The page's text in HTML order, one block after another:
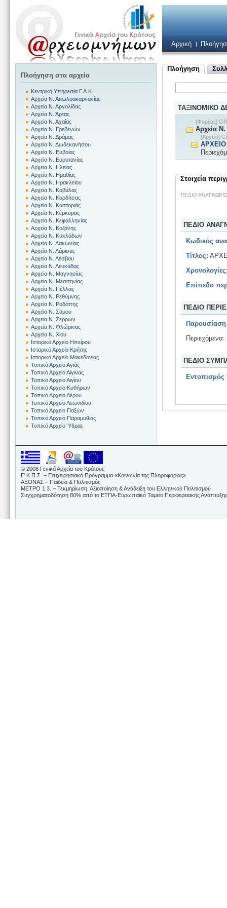
Αρχική
Πλοήγηση
ΤΑΞΙΝΟΜΙΚΟ
[Φορέας]
Αρχεία
[Αρχείο]
Στοιχεία
ΠΕΔΙΟ
ΠΕΔΙΟ
Κωδικός
Τίτλος:
Επίπεδο
ΠΕΔΙΟ
Παρουσίαση
ΠΕΔΙΟ
Πλοήγηση στα αρχεία
Κεντρική Υπηρεσία Γ.Α.Κ.
Αρχεία Ν. Αιτωλοακαρνανίας
Αρχεία Ν. Αργολίδας
Αρχεία Ν. Άρτας
Αρχεία Ν. Αχαΐας
Αρχεία Ν. Γρεβενών
Αρχεία Ν. Δράμας
Αρχεία Ν. Δωδεκανήσου
Αρχεία Ν. Ευβοίας
Αρχεία Ν. Ευρυτανίας
Αρχεία Ν. Ηλείας
Αρχεία Ν. Ημαθίας
Αρχεία Ν. Ηρακλείου
Αρχεία Ν. Καβάλας
Αρχεία Ν. Καρδίτσας
Αρχεία Ν. Καστοριάς
Αρχεία Ν. Κέρκυρας
Αρχεία Ν. Κεφαλληνίας
Αρχεία Ν. Κοζάνης
Αρχεία Ν. Κυκλάδων
Αρχεία Ν. Λακωνίας
Αρχεία Ν. Λάρισας
Αρχεία Ν. Λέσβου
Αρχεία Ν. Λευκάδας
Αρχεία Ν. Μαγνησίας
Αρχεία Ν. Μεσσηνίας
Αρχεία Ν. Πέλλας
Αρχεία Ν. Ρεθύμνης
Αρχεία Ν. Ροδόπης
Αρχεία Ν. Σάμου
Αρχεία Ν. Σερρών
Αρχεία Ν. Φλώρινας
Αρχεία Ν. Χίου
Ιστορικό Αρχείο Ηπείρου
Ιστορικό Αρχείο Κρήτης
Ιστορικό Αρχείο Μακεδονίας
Τοπικό Αρχείο Αγιάς
Τοπικό Αρχείο Αίγινας
Τοπικό Αρχείο Αιγίου
Τοπικό Αρχείο Κυθήρων
Τοπικό Αρχείο Λέρου
Τοπικό Αρχείο Λεωνιδίου
Τοπικό Αρχείο Παξών
Τοπικό Αρχείο Παραμυθιάς
Τοπικό Αρχείο Ύδρας
© 2008 Γενικά Αρχεία του Κράτους
Γ' Κ.Π.Σ. – Επιχειρησιακό Πρόγραμμα «Κοινωνία της Πληροφορίας»
ΑΞΟΝΑΣ – Παιδεία & Πολιτισμός
ΜΕΤΡΟ 1.3. – Τεκμηρίωση, Αξιοποίηση & Ανάδειξη του Ελληνικού Πολιτισμού
Συγχρηματοδότηση 80% από το ΕΤΠΑ-Ευρωπαϊκό Ταμείο Περιφερειακής